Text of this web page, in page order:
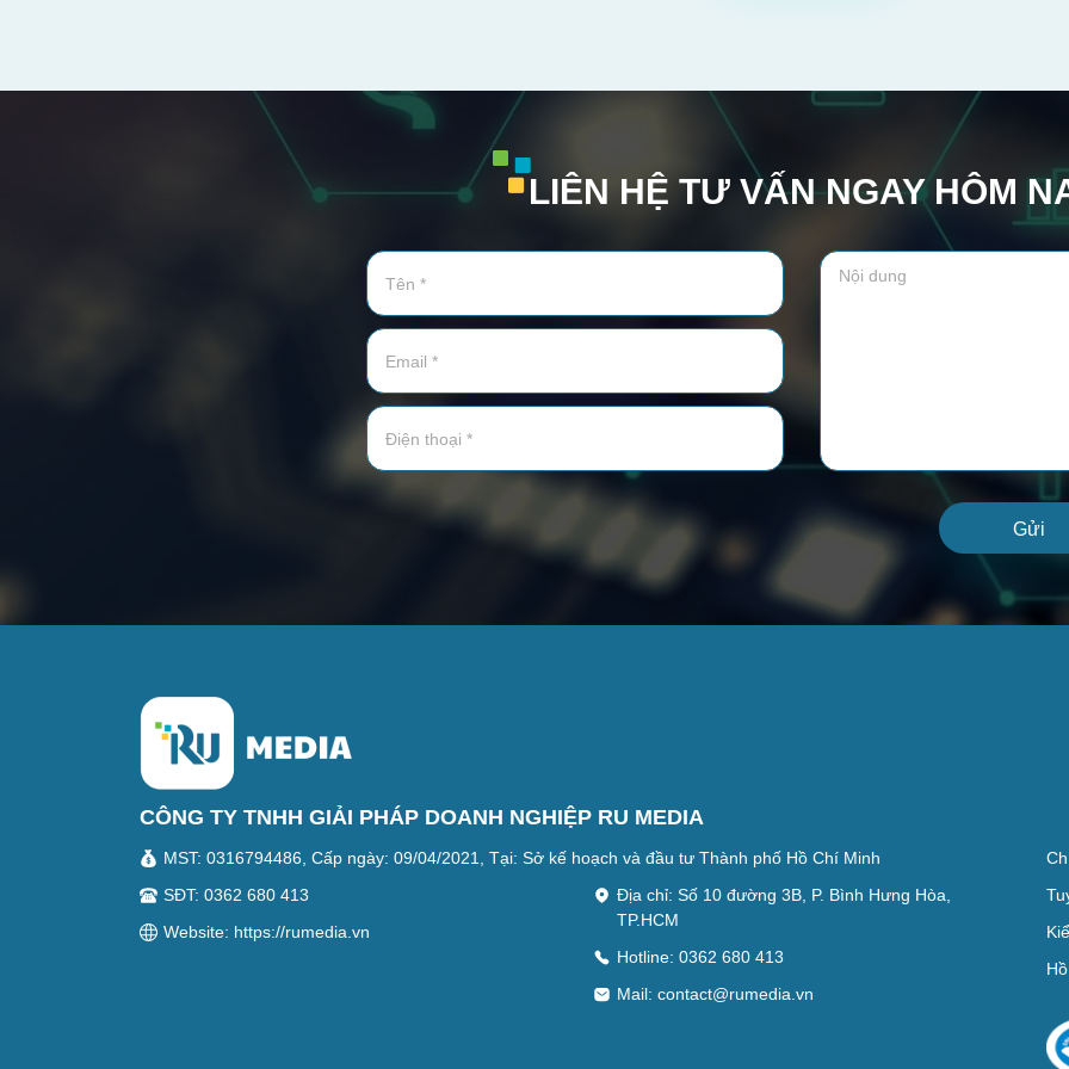
LIÊN HỆ TƯ VẤN NGAY HÔM
Gửi
CÔNG TY TNHH GIẢI PHÁP DOANH NGHIỆP RU MEDIA
MST: 0316794486, Cấp ngày: 09/04/2021, Tại: Sở kế hoạch và đầu tư Thành phố Hồ Chí Minh
SĐT: 0362 680 413
Website: https://rumedia.vn
Địa chỉ: Số 10 đường 3B, P. Bình Hưng Hòa,
TP.HCM
Hotline: 0362 680 413
Mail: contact@rumedia.vn